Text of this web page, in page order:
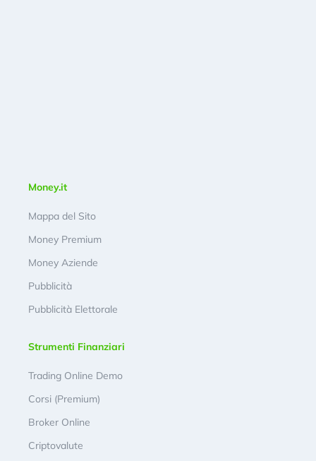
Money.it
Mappa del Sito
Money Premium
Money Aziende
Pubblicità
Pubblicità Elettorale
Strumenti Finanziari
Trading Online Demo
Corsi (Premium)
Broker Online
Criptovalute